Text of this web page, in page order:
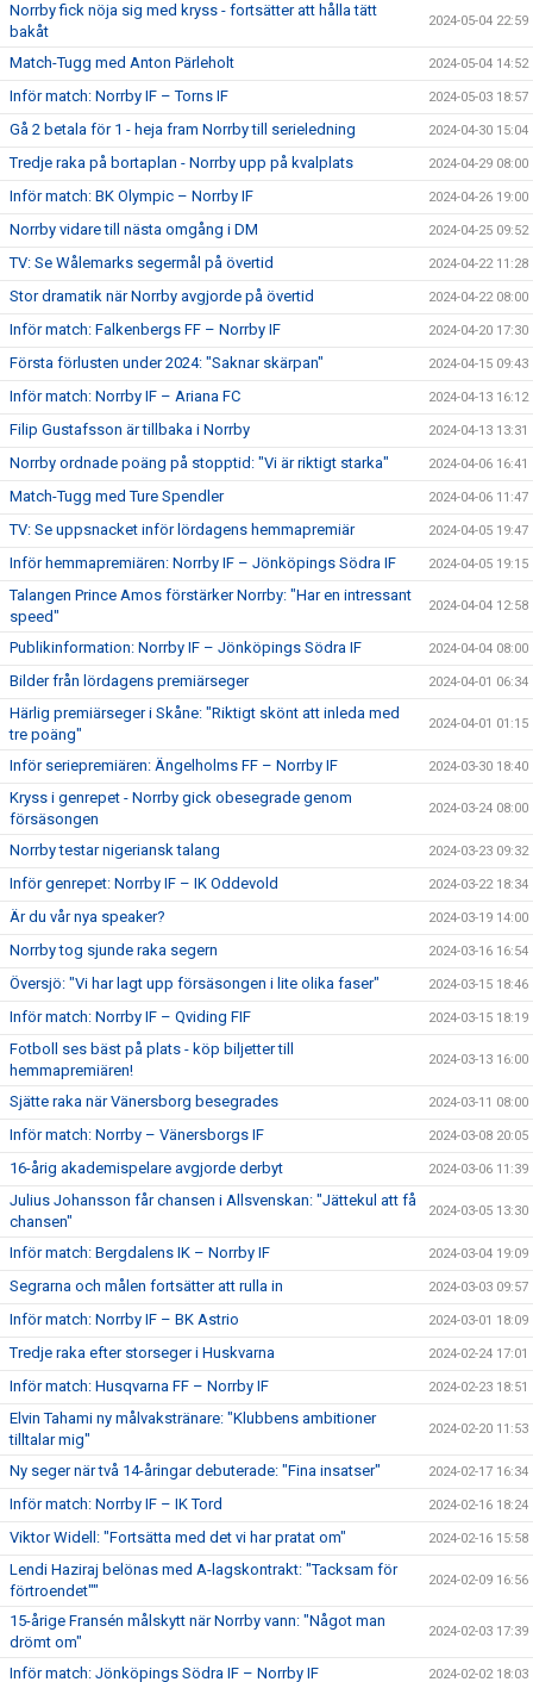
Norrby fick nöja sig med kryss - fortsätter att hålla tätt
bakåt
2024-05-04 22:59
Match-Tugg med Anton Pärleholt 2024-05-04 14:52
Inför match: Norrby IF – Torns IF 2024-05-03 18:57
Gå 2 betala för 1 - heja fram Norrby till serieledning 2024-04-30 15:04
Tredje raka på bortaplan - Norrby upp på kvalplats 2024-04-29 08:00
Inför match: BK Olympic – Norrby IF 2024-04-26 19:00
Norrby vidare till nästa omgång i DM 2024-04-25 09:52
TV: Se Wålemarks segermål på övertid 2024-04-22 11:28
Stor dramatik när Norrby avgjorde på övertid 2024-04-22 08:00
Inför match: Falkenbergs FF – Norrby IF 2024-04-20 17:30
Första förlusten under 2024: "Saknar skärpan" 2024-04-15 09:43
Inför match: Norrby IF – Ariana FC 2024-04-13 16:12
Filip Gustafsson är tillbaka i Norrby 2024-04-13 13:31
Norrby ordnade poäng på stopptid: "Vi är riktigt starka" 2024-04-06 16:41
Match-Tugg med Ture Spendler 2024-04-06 11:47
TV: Se uppsnacket inför lördagens hemmapremiär 2024-04-05 19:47
Inför hemmapremiären: Norrby IF – Jönköpings Södra IF 2024-04-05 19:15
Talangen Prince Amos förstärker Norrby: "Har en intressant
speed"
2024-04-04 12:58
Publikinformation: Norrby IF – Jönköpings Södra IF 2024-04-04 08:00
Bilder från lördagens premiärseger 2024-04-01 06:34
Härlig premiärseger i Skåne: "Riktigt skönt att inleda med
tre poäng"
2024-04-01 01:15
Inför seriepremiären: Ängelholms FF – Norrby IF 2024-03-30 18:40
Kryss i genrepet - Norrby gick obesegrade genom
försäsongen
2024-03-24 08:00
Norrby testar nigeriansk talang 2024-03-23 09:32
Inför genrepet: Norrby IF – IK Oddevold 2024-03-22 18:34
Är du vår nya speaker? 2024-03-19 14:00
Norrby tog sjunde raka segern 2024-03-16 16:54
Översjö: "Vi har lagt upp försäsongen i lite olika faser" 2024-03-15 18:46
Inför match: Norrby IF – Qviding FIF 2024-03-15 18:19
Fotboll ses bäst på plats - köp biljetter till
hemmapremiären!
2024-03-13 16:00
Sjätte raka när Vänersborg besegrades 2024-03-11 08:00
Inför match: Norrby – Vänersborgs IF 2024-03-08 20:05
16-årig akademispelare avgjorde derbyt 2024-03-06 11:39
Julius Johansson får chansen i Allsvenskan: "Jättekul att få
chansen"
2024-03-05 13:30
Inför match: Bergdalens IK – Norrby IF 2024-03-04 19:09
Segrarna och målen fortsätter att rulla in 2024-03-03 09:57
Inför match: Norrby IF – BK Astrio 2024-03-01 18:09
Tredje raka efter storseger i Huskvarna 2024-02-24 17:01
Inför match: Husqvarna FF – Norrby IF 2024-02-23 18:51
Elvin Tahami ny målvakstränare: "Klubbens ambitioner
tilltalar mig"
2024-02-20 11:53
Ny seger när två 14-åringar debuterade: "Fina insatser" 2024-02-17 16:34
Inför match: Norrby IF – IK Tord 2024-02-16 18:24
Viktor Widell: "Fortsätta med det vi har pratat om" 2024-02-16 15:58
Lendi Haziraj belönas med A-lagskontrakt: "Tacksam för
förtroendet""
2024-02-09 16:56
15-årige Fransén målskytt när Norrby vann: "Något man
drömt om"
2024-02-03 17:39
Inför match: Jönköpings Södra IF – Norrby IF 2024-02-02 18:03